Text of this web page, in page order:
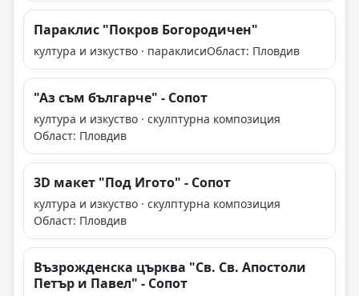
Параклис "Покров Богородичен"
култура и изкуство · параклисиОбласт: Пловдив
"Аз съм българче" - Сопот
култура и изкуство · скулптурна композиция
Област: Пловдив
3D макет "Под Игото" - Сопот
култура и изкуство · скулптурна композиция
Област: Пловдив
Възрожденска църква "Св. Св. Апостоли
Петър и Павел" - Сопот